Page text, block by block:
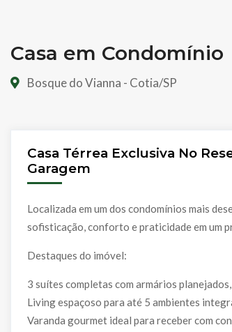
Casa em Condomínio
Bosque do Vianna - Cotia/SP
Casa Térrea Exclusiva No
Garagem
Localizada em um dos condomínios mais
sofisticação, conforto e praticidade em um
Destaques do imóvel:
3 suítes completas com armários
Living espaçoso para até 5 ambientes
Varanda gourmet ideal para receber com